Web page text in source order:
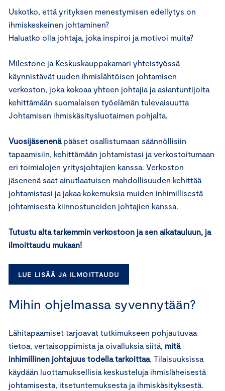
Uskotko, että yrityksen menestymisen edellytys on
ihmiskeskeinen johtaminen?
Haluatko olla johtaja, joka inspiroi ja motivoi muita?
Milestone ja Keskuskauppakamari yhteistyössä
käynnistävät uuden ihmislähtöisen johtamisen
verkoston, joka kokoaa yhteen johtajia ja asiantuntijoita
kehittämään suomalaisen työelämän tulevaisuutta
Johtamisen ihmiskäsitysluotaimen pohjalta.
Vuosijäsenenäpääset osallistumaan säännöllisiin
tapaamisiin, kehittämään johtamistasi ja verkostoitumaan
eri toimialojen yritysjohtajien kanssa. Verkoston
jäsenenä saat ainutlaatuisen mahdollisuuden kehittää
johtamistasi ja jakaa kokemuksia muiden inhimillisestä
johtamisesta kiinnostuneiden johtajien kanssa.
Tutustu alta tarkemmin verkostoon ja sen aikatauluun, ja
ilmoittaudu mukaan!
LUE LISÄÄ JA ILMOITTAUDU
Mihin ohjelmassa syvennytään?
Lähitapaamiset tarjoavat tutkimukseen pohjautuvaa
tietoa, vertaisoppimista ja oivalluksia siitä, mitä
inhimillinen johtajuus todella tarkoittaa. Tilaisuuksissa
käydään luottamuksellisia keskusteluja ihmisläheisestä
johtamisesta, itsetuntemuksesta ja ihmiskäsityksestä.